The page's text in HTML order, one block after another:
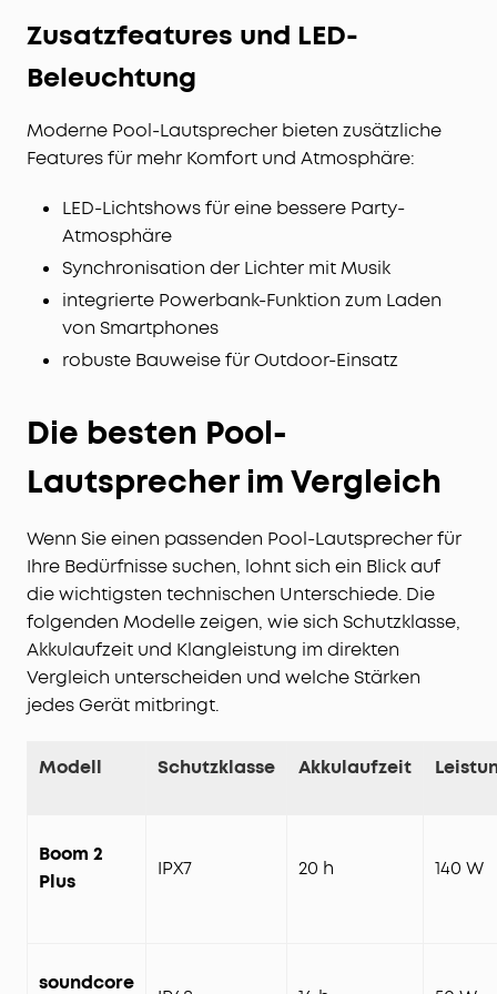
Zusatzfeatures und LED-
Beleuchtung
Moderne Pool-Lautsprecher bieten zusätzliche
Features für mehr Komfort und Atmosphäre:
LED-Lichtshows für eine bessere Party-
Atmosphäre
Synchronisation der Lichter mit Musik
integrierte Powerbank-Funktion zum Laden
von Smartphones
robuste Bauweise für Outdoor-Einsatz
Die besten Pool-
Lautsprecher im Vergleich
Wenn Sie einen passenden Pool-Lautsprecher für
Ihre Bedürfnisse suchen, lohnt sich ein Blick auf
die wichtigsten technischen Unterschiede. Die
folgenden Modelle zeigen, wie sich Schutzklasse,
Akkulaufzeit und Klangleistung im direkten
Vergleich unterscheiden und welche Stärken
jedes Gerät mitbringt.
Modell Schutzklasse Akkulaufzeit
Boom 2
Plus
IPX7 20 h 140 W
soundcore